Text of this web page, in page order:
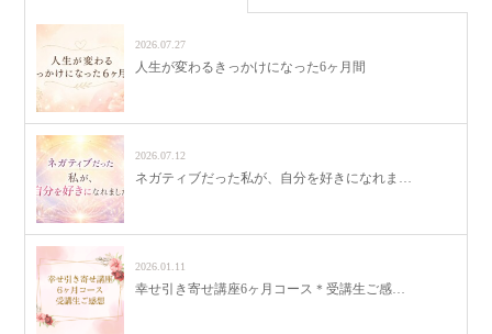
2026.07.27
人生が変わるきっかけになった6ヶ月間
2026.07.12
ネガティブだった私が、自分を好きになれま…
2026.01.11
幸せ引き寄せ講座6ヶ月コース＊受講生ご感…